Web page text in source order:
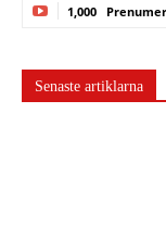
1,000
Senaste artiklarna